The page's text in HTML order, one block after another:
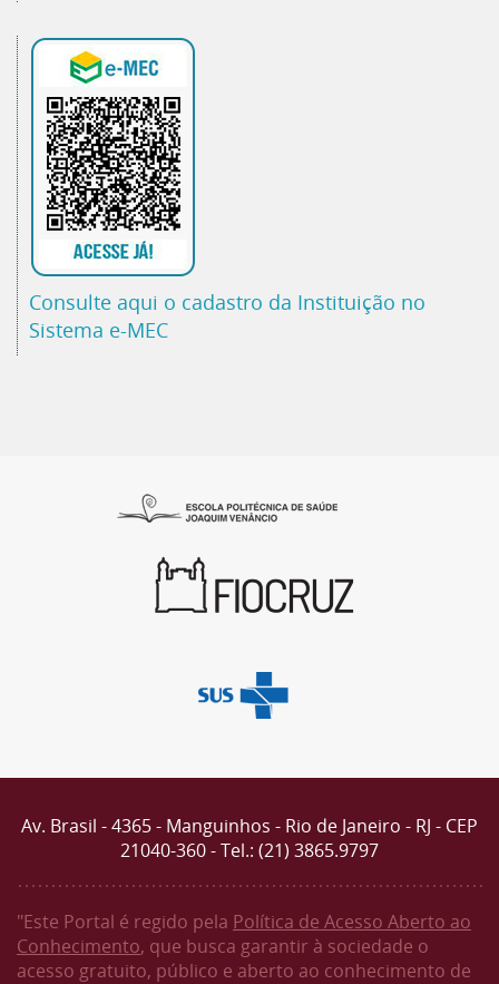
Consulte aqui o cadastro da Instituição no
Sistema e-MEC
Av. Brasil - 4365 - Manguinhos - Rio de Janeiro - RJ - CEP
21040-360 - Tel.: (21) 3865.9797
"Este Portal é regido pela Política de Acesso Aberto ao
Conhecimento, que busca garantir à sociedade o
acesso gratuito, público e aberto ao conhecimento de